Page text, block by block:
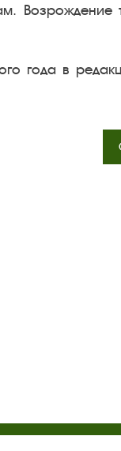
Возрождение
года в